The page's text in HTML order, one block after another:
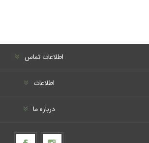
اطلاعات تماس
اطلاعات
درباره ما